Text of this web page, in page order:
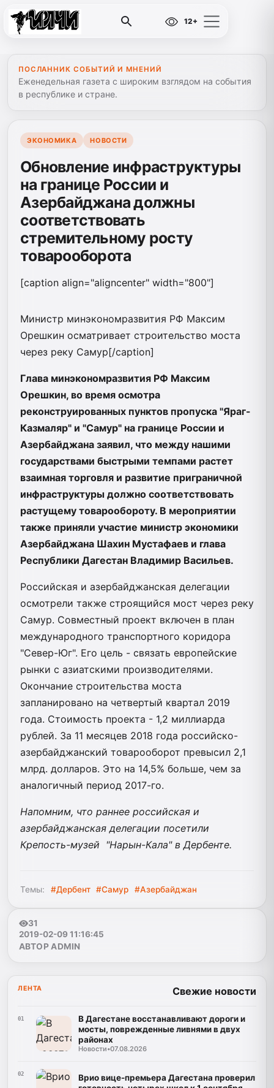
12+
ПОСЛАННИК СОБЫТИЙ И МНЕНИЙ
Еженедельная газета с широким взглядом на события
в республике и стране.
ЭКОНОМИКА НОВОСТИ
Обновление инфраструктуры
на границе России и
Азербайджана должны
соответствовать
стремительному росту
товарооборота
[caption align="aligncenter" width="800"]
Министр минэкономразвития РФ Максим
Орешкин осматривает строительство моста
через реку Самур[/caption]
Глава минэкономразвития РФ Максим
Орешкин, во время осмотра
реконструированных пунктов пропуска "Яраг-
Казмаляр" и "Самур" на границе России и
Азербайджана заявил, что между нашими
государствами быстрыми темпами растет
взаимная торговля и развитие приграничной
инфраструктуры должно соответствовать
растущему товарообороту. В мероприятии
также приняли участие министр экономики
Азербайджана Шахин Мустафаев и глава
Республики Дагестан Владимир Васильев.
Российская и азербайджанская делегации
осмотрели также строящийся мост через реку
Самур. Совместный проект включен в план
международного транспортного коридора
"Север-Юг". Его цель - связать европейские
рынки с азиатскими производителями.
Окончание строительства моста
запланировано на четвертый квартал 2019
года. Стоимость проекта - 1,2 миллиарда
рублей. За 11 месяцев 2018 года российско-
азербайджанский товарооборот превысил 2,1
млрд. долларов. Это на 14,5% больше, чем за
аналогичный период 2017-го.
Напомним, что раннее российская и
азербайджанская делегации посетили
Крепость-музей "Нарын-Кала" в Дербенте.
Темы: #Дербент #Самур #Азербайджан
31
2019-02-09 11:16:45
АВТОР ADMIN
ЛЕНТА Свежие новости
01
В Дагестане восстанавливают дороги и
мосты, поврежденные ливнями в двух
районах
Новости•07.08.2026
02
Врио вице-премьера Дагестана проверил